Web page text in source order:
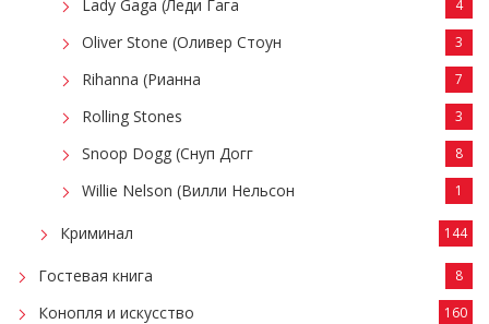
Lady Gaga (Леди Гага 4
Oliver Stone (Оливер Стоун 3
Rihanna (Рианна 7
Rolling Stones 3
Snoop Dogg (Снуп Догг 8
Willie Nelson (Вилли Нельсон 1
Криминал 144
Гостевая книга 8
Конопля и искусство 160